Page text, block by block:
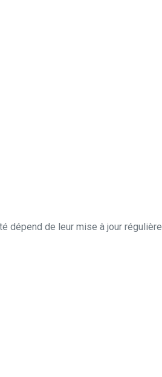
dépend de leur mise à jour